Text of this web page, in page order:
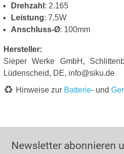
Drehzahl : 2.165
Leistung: 7,5W
Anschluss-Ø: 100mm
Hersteller:
Sieper Werke GmbH,
Lüdenscheid, DE, info@siku.de
Hinweise zur Batterie- und
Newsletter abonnieren